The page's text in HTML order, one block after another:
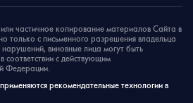
частичное копирование материалов Сайта в
только с письменного разрешения владельца
виновные лица могут быть
соответствии с действующим
Федерации.
рекомендательные технологии в